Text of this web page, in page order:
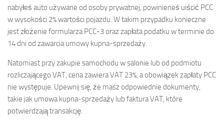
nabyłeś auto używane od osoby prywatnej, powinieneś uiścić PCC
w wysokości 2% wartości pojazdu. W takim przypadku konieczne
jest złożenie formularza PCC-3 oraz zapłata podatku w terminie do
14 dni od zawarcia umowy kupna-sprzedaży.
Natomiast przy zakupie samochodu w salonie lub od podmiotu
rozliczającego VAT, cena zawiera VAT 23%, a obowiązek zapłaty PCC
nie występuje. Upewnij się, że masz odpowiednie dokumenty,
takie jak umowa kupna-sprzedaży lub faktura VAT, które
potwierdzają transakcję.